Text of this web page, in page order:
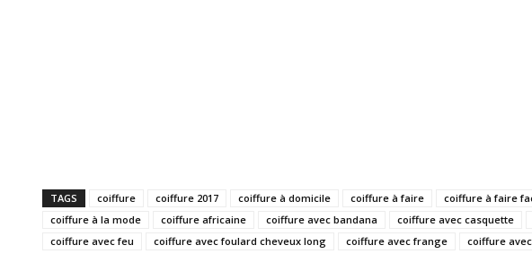
TAGS coiffure coiffure 2017 coiffure à domicile coiffure à faire
coiffure à faire
coiffure à la mode
coiffure africaine coiffure avec bandana coiffure avec casquette
coiffure avec feu
coiffure avec foulard cheveux long coiffure avec frange
coiffure